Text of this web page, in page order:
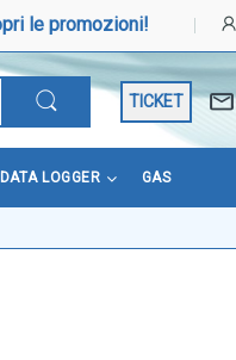
le promozioni!
TICKET
DATA LOGGER GAS